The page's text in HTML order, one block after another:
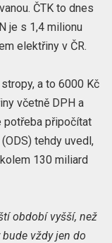
ČTK to dnes
je s 1,4 milionu
elektřiny v ČR.
a to 6000 Kč
včetně DPH a
potřeba připočítat
tehdy uvedl,
130 miliard
období vyšší, než
vždy jen do